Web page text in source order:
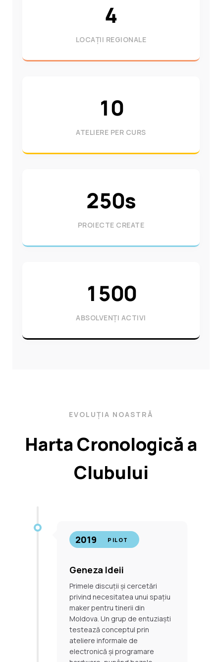
4
LOCAȚII REGIONALE
10
ATELIERE PER CURS
250s
PROIECTE CREATE
1500
ABSOLVENȚI ACTIVI
EVOLUȚIA NOASTRĂ
Harta Cronologică a
Clubului
2019 PILOT
Geneza Ideii
Primele discuții și cercetări
privind necesitatea unui spațiu
maker pentru tinerii din
Moldova. Un grup de entuziaști
testează conceptul prin
ateliere informale de
electronică și programare